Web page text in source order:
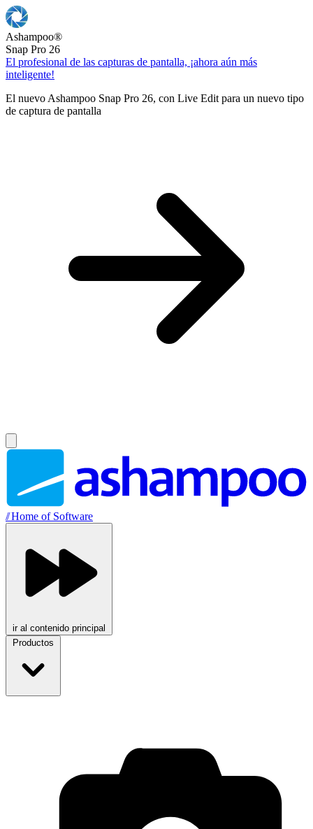
Ashampoo®
Snap Pro 26
El profesional de las capturas de pantalla, ¡ahora aún más
inteligente!
El nuevo Ashampoo Snap Pro 26, con Live Edit para un nuevo tipo
de captura de pantalla
//Home of Software
ir al contenido principal
Productos